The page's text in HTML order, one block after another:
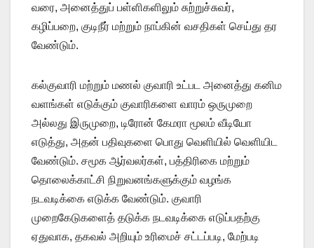
வரை, அனைத்துப் பள்ளிகளிலும் சுற்றுச்சுவர்,
கழிப்பறை, குடிநீர் மற்றும் நாப்கின் வசதிகள் செய்து தர
வேண்டும்.
கல்குவாரி மற்றும் மணல் குவாரி உட்பட அனைத்து கனிம
வளங்கள் எடுக்கும் குவாரிகளை வாரம் ஒருமுறை
அல்லது இருமுறை, டிரோன் கேமரா மூலம் வீடியோ
எடுத்து, அதன் பதிவுகளை பொது வெளியில் வெளியிட
வேண்டும். சமூக ஆர்வலர்கள், பத்திரிகை மற்றும்
தொலைக்காட்சி நிறுவனங்களுக்கும் வழங்க
நடவடிக்கை எடுக்க வேண்டும். குவாரி
முறைகேடுகளைத் தடுக்க நடவடிக்கை எடுப்பதற்கு
ஏதுவாக, தகவல் அறியும் உரிமைச் சட்டப்படி, மேற்படி